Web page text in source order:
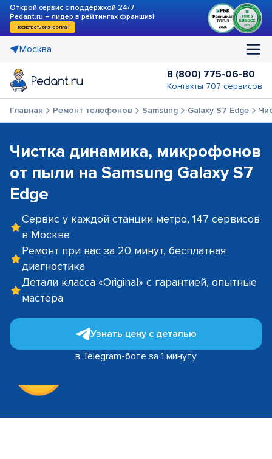
Открой сервис с поддержкой 24/7
Pedant.ru – лидер в рейтингах франшиз!
Посмотреть бизнес-план
Москва
8 (800) 775-06-80
Контакты 707 сервисов
Главная Ремонт телефонов Samsung Galaxy S7 Edge
Чистка динамика, микрофонов
от пыли на Samsung Galaxy S7
Edge
Сервис у каждой станции метро, 147 сервисов
в Москве
Ремонт при вас за 20 минут, бесплатная
диагностика
Детали класса «Original» с гарантией, опытные
мастера
Узнать цену с деталью
в Telegram-боте за 1 минуту